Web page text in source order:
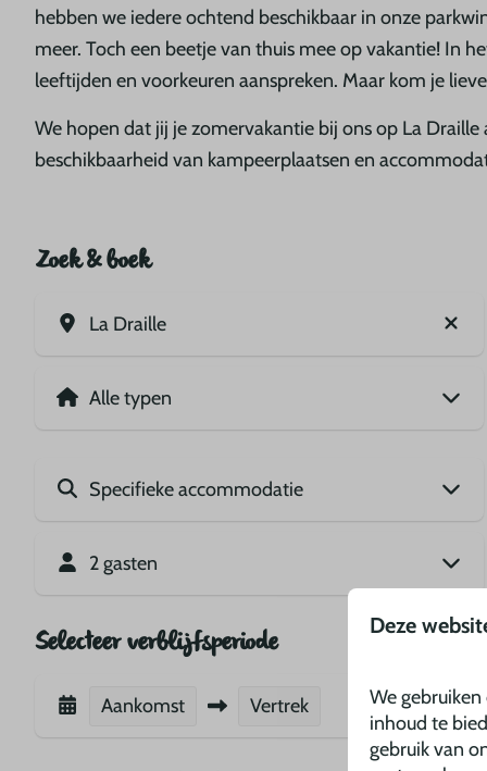
hebben we iedere ochtend beschikbaar in onze
meer. Toch een beetje van thuis mee op vakantie! In
leeftijden en voorkeuren aanspreken. Maar kom je
We hopen dat jij je zomervakantie bij ons op La
beschikbaarheid van kampeerplaatsen en
Zoek & boek
La Draille
2 gasten
Selecteer verblijfsperiode
Aankomst Vertrek
Deze
We
inhoud te
gebruik van